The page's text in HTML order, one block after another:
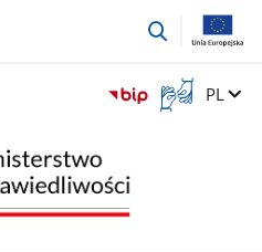
przejdź
Otwórz
okno
Zmień
PL